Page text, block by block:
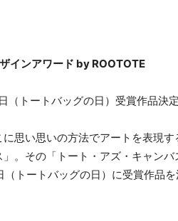
インアワード by ROOTOTE
思い思いの方法でアートを表現す
。その「トート・アズ・キャンバ
トートバッグの日）に受賞作品